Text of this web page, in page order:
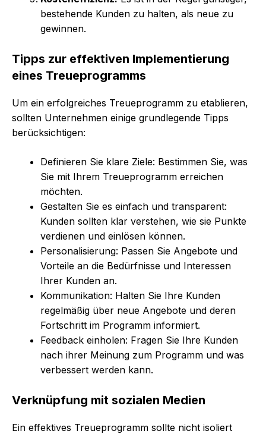
bestehende Kunden zu halten, als neue zu
gewinnen.
Tipps zur effektiven Implementierung
eines Treueprogramms
Um ein erfolgreiches Treueprogramm zu etablieren,
sollten Unternehmen einige grundlegende Tipps
berücksichtigen:
Definieren Sie klare Ziele: Bestimmen Sie, was
Sie mit Ihrem Treueprogramm erreichen
möchten.
Gestalten Sie es einfach und transparent:
Kunden sollten klar verstehen, wie sie Punkte
verdienen und einlösen können.
Personalisierung: Passen Sie Angebote und
Vorteile an die Bedürfnisse und Interessen
Ihrer Kunden an.
Kommunikation: Halten Sie Ihre Kunden
regelmäßig über neue Angebote und deren
Fortschritt im Programm informiert.
Feedback einholen: Fragen Sie Ihre Kunden
nach ihrer Meinung zum Programm und was
verbessert werden kann.
Verknüpfung mit sozialen Medien
Ein effektives Treueprogramm sollte nicht isoliert